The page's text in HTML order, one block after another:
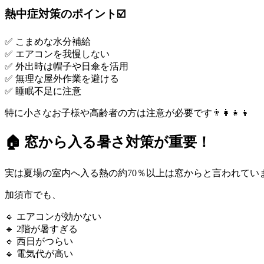
熱中症対策のポイント☑️
✅ こまめな水分補給
✅ エアコンを我慢しない
✅ 外出時は帽子や日傘を活用
✅ 無理な屋外作業を避ける
✅ 睡眠不足に注意
特に小さなお子様や高齢者の方は注意が必要です👨‍👩‍👧‍👦
🏠 窓から入る暑さ対策が重要！
実は夏場の室内へ入る熱の約70％以上は窓からと言われてい
加須市でも、
🔹 エアコンが効かない
🔹 2階が暑すぎる
🔹 西日がつらい
🔹 電気代が高い